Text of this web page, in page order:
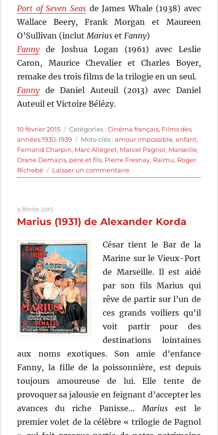
Port of Seven Seasde James Whale (1938) avec
Wallace Beery, Frank Morgan et Maureen
O’Sullivan (inclut Marius et Fanny)
Fannyde Joshua Logan (1961) avec Leslie
Caron, Maurice Chevalier et Charles Boyer,
remake des trois films de la trilogie en un seul.
Fannyde Daniel Auteuil (2013) avec Daniel
Auteuil et Victoire Bélézy.
Publié
le
10 février 2015 Catégories
Catégories :Cinéma français, Films des
années 1930-1939
Étiquettes
Mots-clés :amour impossible,enfant,
Fernand Charpin, Marc Allégret, Marcel Pagnol, Marseille,
Orane Demazis, père et fils, Pierre Fresnay, Raimu, Roger
Richebé
Laisser un commentairesur
Fanny
Allégret
9 février 2015
Marius (1931) de Alexander Korda
César tient le Bar de la
Marine sur le Vieux-Port
de Marseille. Il est aidé
par son fils Marius qui
rêve de partir sur l’un de
ces grands voiliers qu’il
voit partir pour des
destinations lointaines
aux noms exotiques. Son amie d’enfance
Fanny, la fille de la poissonnière, est depuis
toujours amoureuse de lui. Elle tente de
provoquer sa jalousie en feignant d’accepter les
avances du riche Panisse… Mariusest le
premier volet de la célèbre « trilogie de Pagnol